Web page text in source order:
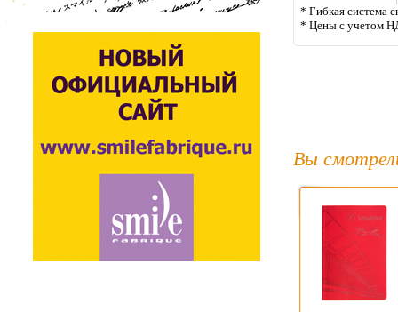
* Гибкая система
* Цены с учетом
Вы